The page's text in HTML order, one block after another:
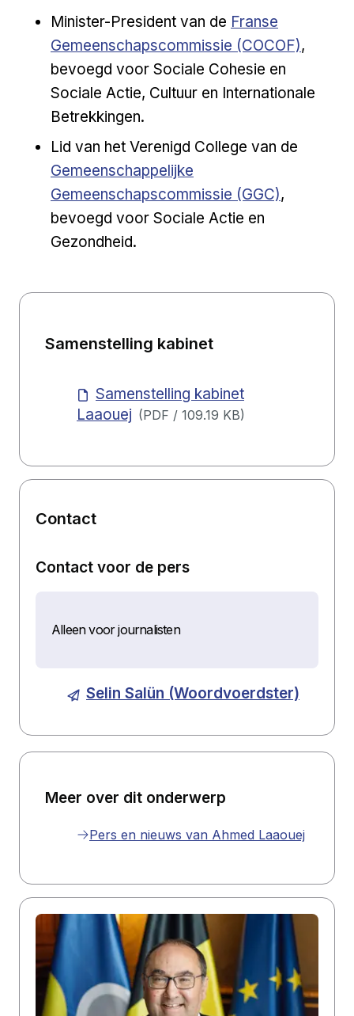
Minister-President van de Externe link
Franse
Gemeenschapscommissie (COCOF),
bevoegd voor Sociale Cohesie en
Sociale Actie, Cultuur en Internationale
Betrekkingen.
Lid van het Verenigd College van de
Gemeenschappelijke
Gemeenschapscommissie (GGC),
bevoegd voor Sociale Actie en
Gezondheid.
Samenstelling kabinet
Samenstelling kabinet
Laaouej (PDF / 109.19 KB)
Contact
Contact voor de pers
Alleen voor journalisten
Selin Salün (Woordvoerdster)
Meer over dit onderwerp
Pers en nieuws van Ahmed Laaouej